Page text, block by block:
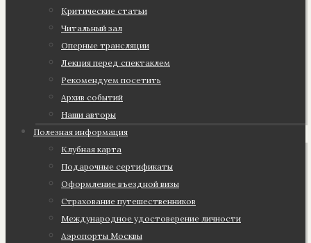
Критические статьи
Читальный зал
Оперные трансляции
Лекция перед спектаклем
Рекомендуем посетить
Архив событий
Наши авторы
Полезная информация
Клубная карта
Подарочные сертификаты
Оформление въездной визы
Страхование путешественников
Международное удостоверение личности
Аэропорты Москвы